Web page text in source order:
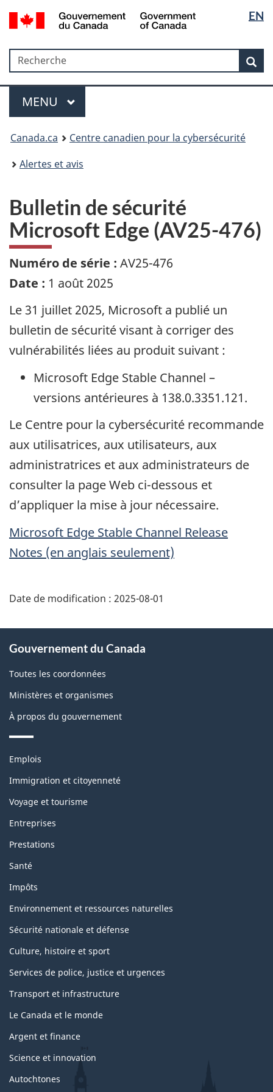
Passer
au
Passer
à
sujet
du
Passer
à
HTML
simplifiée
la
langue
EN
Government
Gouvernement
du
Recherche
Recherche
Menu
MAIN
MENU
Canada.ca
Centre canadien pour la cybersécurité
Alertes et avis
Bulletin de sécurité
Microsoft Edge (AV25-476)
Numéro de série : AV25-476
Date : 1 août 2025
Le 31 juillet 2025, Microsoft a publié un
bulletin de sécurité visant à corriger des
vulnérabilités liées au produit suivant :
Microsoft Edge Stable Channel –
versions antérieures à 138.0.3351.121.
Le Centre pour la cybersécurité recommande
aux utilisatrices, aux utilisateurs, aux
administratrices et aux administrateurs de
consulter la page Web ci-dessous et
d’appliquer la mise à jour nécessaire.
Microsoft Edge Stable Channel Release
Notes (en anglais seulement)
Date de modification : 2025-08-01
propos
de
ce
Gouvernement du Canada
Toutes les coordonnées
Ministères et organismes
À propos du gouvernement
Thèmes
sujets
Emplois
Immigration et citoyenneté
Voyage et tourisme
Entreprises
Prestations
Santé
Impôts
Environnement et ressources naturelles
Sécurité nationale et défense
Culture, histoire et sport
Services de police, justice et urgences
Transport et infrastructure
Le Canada et le monde
Argent et finance
Science et innovation
Autochtones